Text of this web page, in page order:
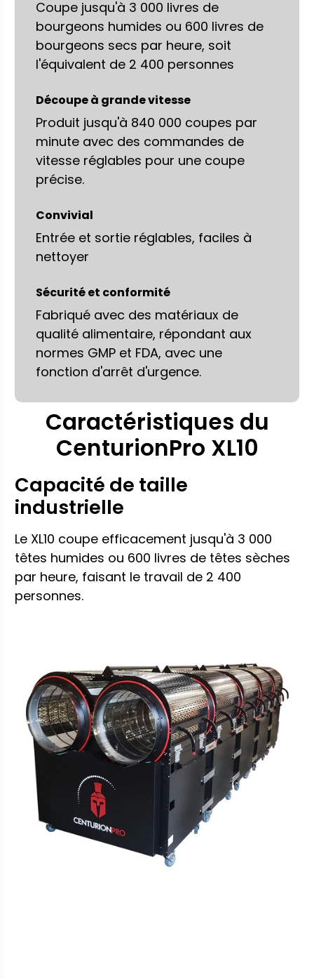
Coupe jusqu'à 3 000 livres de
bourgeons humides ou 600 livres de
bourgeons secs par heure, soit
l'équivalent de 2 400 personnes
Découpe à grande vitesse
Produit jusqu'à 840 000 coupes par
minute avec des commandes de
vitesse réglables pour une coupe
précise.
Convivial
Entrée et sortie réglables, faciles à
nettoyer
Sécurité et conformité
Fabriqué avec des matériaux de
qualité alimentaire, répondant aux
normes GMP et FDA, avec une
fonction d'arrêt d'urgence.
Caractéristiques du
CenturionPro XL10
Capacité de taille
industrielle
Le XL10 coupe efficacement jusqu'à 3 000
têtes humides ou 600 livres de têtes sèches
par heure, faisant le travail de 2 400
personnes.